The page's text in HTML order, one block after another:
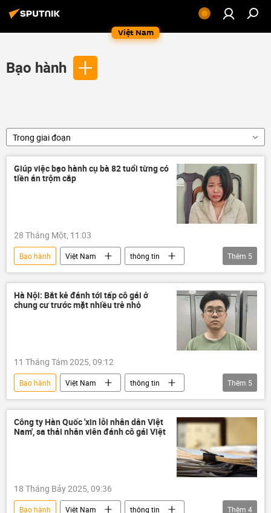
Việt Nam
Bạo hành
Trong giai đoạn
Giúp việc bạo hành cụ bà 82 tuổi từng có
tiền án trộm cắp
28 Tháng Một, 11:03
Bạo hành Việt Nam
thông tin
công an
Bộ Công an Việt Nam
công an Hà Nội
Pháp luật
hành hung
Thêm 5
Hà Nội: Bắt kẻ đánh tới tấp cô gái ở
chung cư trước mặt nhiều trẻ nhỏ
11 Tháng Tám 2025, 09:12
Bạo hành Việt Nam
thông tin
hành hung
đánh người
Pháp luật
công an
công an Hà Nội
Thêm 5
Công ty Hàn Quốc 'xin lỗi nhân dân Việt
Nam', sa thải nhân viên đánh cô gái Việt
18 Tháng Bảy 2025, 09:36
Bạo hành Việt Nam
thông tin
Thêm 4